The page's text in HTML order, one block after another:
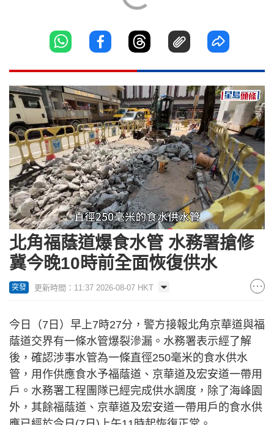
Unmute Loaded:
100.00%
北角福蔭道爆食水管 水務署搶修
冀今晚10時前全面恢復供水
突發 更新時間：11:37 2026-08-07 HKT
今日（7日）早上7時27分，警方接報北角京華道與福
蔭道交界有一條水管爆裂滲漏。水務署表示經了解
後，確認涉事水管為一條直徑250毫米的食水供水
管，用作供應食水予福蔭道、京華道及宏安道一帶用
戶。水務署工程團隊已經完成供水調度，除了海峰園
外，其餘福蔭道、京華道及宏安道一帶用戶的食水供